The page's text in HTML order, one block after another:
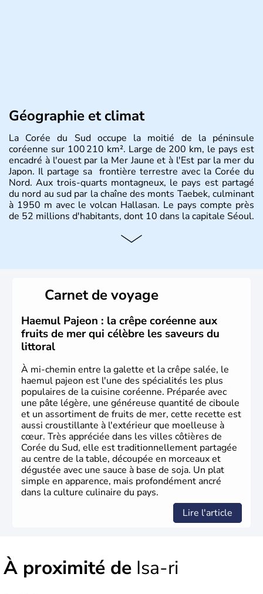
Géographie et climat
La Corée du Sud occupe la moitié de la péninsule
coréenne sur 100 210 km². Large de 200 km, le pays est
encadré à l'ouest par la Mer Jaune et à l'Est par la mer du
Japon. Il partage sa frontière terrestre avec la Corée du
Nord. Aux trois-quarts montagneux, le pays est partagé
du nord au sud par la chaîne des monts Taebek, culminant
à 1950 m avec le volcan Hallasan. Le pays compte près
de 52 millions d'habitants, dont 10 dans la capitale Séoul.
Histoire et administration
christianisme et le bouddhisme en sont les deux
principales religions. Ce pays partage sa culture avec la
Corée du Nord. Les Jeux Olympiques s’y sont déroulés en
1988, de même que la Coupe du Monde de football en
2002, en collaboration avec le Japon.
Carnet de voyage
Haemul Pajeon : la crêpe coréenne aux
fruits de mer qui célèbre les saveurs du
littoral
À mi-chemin entre la galette et la crêpe salée, le
haemul pajeon est l'une des spécialités les plus
populaires de la cuisine coréenne. Préparée avec
une pâte légère, une généreuse quantité de ciboule
et un assortiment de fruits de mer, cette recette est
aussi croustillante à l'extérieur que moelleuse à
cœur. Très appréciée dans les villes côtières de
Corée du Sud, elle est traditionnellement partagée
au centre de la table, découpée en morceaux et
dégustée avec une sauce à base de soja. Un plat
simple en apparence, mais profondément ancré
dans la culture culinaire du pays.
Lire l'article
À proximité de Isa-ri